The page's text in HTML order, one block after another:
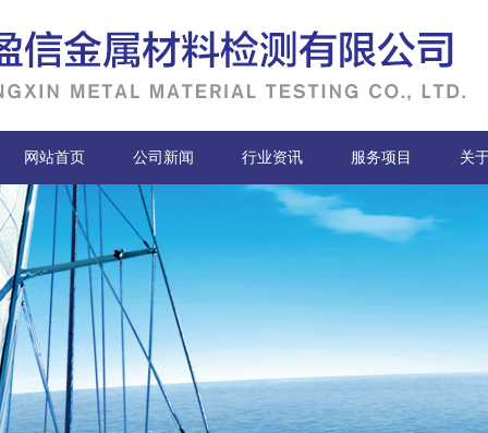
网站首页 公司新闻 行业资讯 服务项目 关